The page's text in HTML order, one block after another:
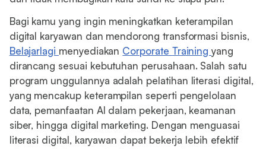
Bagi kamu yang ingin meningkatkan keterampilan
digital karyawan dan mendorong transformasi bisnis,
Belajarlagi menyediakan Corporate Trainingyang
dirancang sesuai kebutuhan perusahaan. Salah satu
program unggulannya adalah pelatihan literasi digital,
yang mencakup keterampilan seperti pengelolaan
data, pemanfaatan AI dalam pekerjaan, keamanan
siber, hingga digital marketing. Dengan menguasai
literasi digital, karyawan dapat bekerja lebih efektif